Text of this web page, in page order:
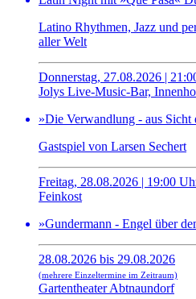
Latino Rhythmen, Jazz und
aller Welt
Donnerstag, 27.08.2026 |
Jolys Live-Music-Bar,
»Die Verwandlung - aus Sicht
Gastspiel von Larsen Sechert
Freitag, 28.08.2026 | 19:00
Feinkost
»Gundermann - Engel über
28.08.2026 bis 29.08.2026
(mehrere Einzeltermine im Zeitraum)
Gartentheater Abtnaundorf